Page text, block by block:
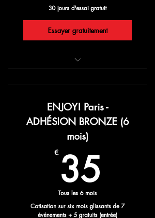
30 jours d'essai gratuit
Essayer gratuitement
gratuites
-20% sur une seconde place achetée
lors de ces événements
-30% sur tous les autres événements
ENJOY! Paris
Cadeaux spéciaux inclus et pleins
d'autres surprises ENJOY!
ENJOY! Paris -
ADHÉSION BRONZE (6
mois)
€ 35
Tous les 6 mois
Cotisation sur six mois glissants de 7
événements + 5 gratuits (entrée)